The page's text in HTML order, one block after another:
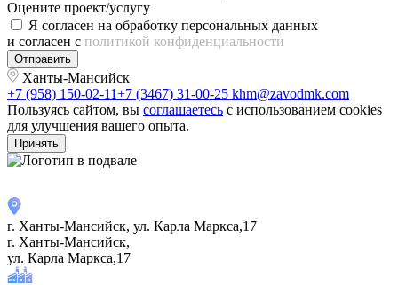
Оцените проект/услугу
Я согласен на обработку персональных данных
и согласен с политикой конфиденциальности
Отправить
Ханты-Мансийск
+7 (958) 150-02-11+7 (3467) 31-00-25 khm@zavodmk.com
Пользуясь сайтом, вы соглашаетесь с использованием cookies
для улучшения вашего опыта.
Принять
г. Ханты-Мансийск, ул. Карла Маркса,17
г. Ханты-Мансийск,
ул. Карла Маркса,17